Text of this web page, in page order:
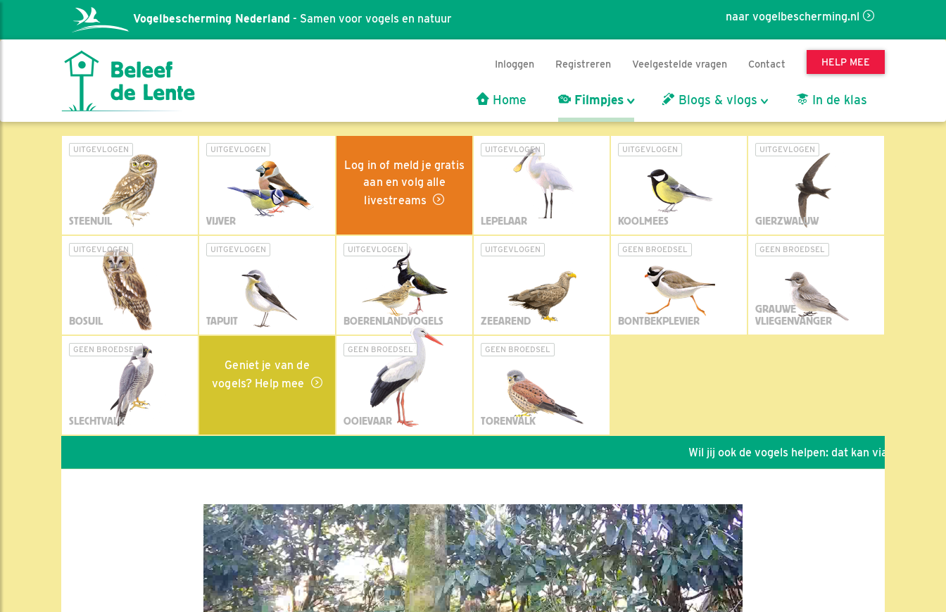
naar vogelbescherming.nl
Vogelbescherming Nederland - Samen voor vogels en natuur
Inloggen Registreren Veelgestelde vragen Contact HELP MEE
Home Filmpjes Blogs & vlogs In de klas
UITGEVLOGEN
STEENUIL
UITGEVLOGEN
VIJVER
Log in of meld je gratis
aan en volg alle
livestreams
UITGEVLOGEN
LEPELAAR
UITGEVLOGEN
KOOLMEES
UITGEVLOGEN
GIERZWALUW
UITGEVLOGEN
BOSUIL
UITGEVLOGEN
TAPUIT
UITGEVLOGEN
BOERENLANDVOGELS
UITGEVLOGEN
ZEEAREND
GEEN BROEDSEL
BONTBEKPLEVIER
GEEN BROEDSEL
GRAUWE
VLIEGENVANGER
GEEN BROEDSEL
SLECHTVALK
Geniet je van de
vogels? Help mee
GEEN BROEDSEL
OOIEVAAR
GEEN BROEDSEL
TORENVALK
Wil jij ook de vogels helpen: dat kan via de link!